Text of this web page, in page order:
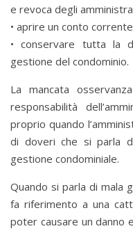
e revoca degli
• aprire un conto
• conservare tutta la
gestione del condominio.
La mancata
responsabilità
proprio quando
di doveri che si parla
gestione condominiale.
Quando si parla di mala
fa riferimento a una
poter causare un danno